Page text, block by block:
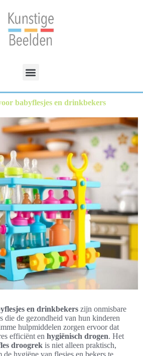
babyflesjes en drinkbekers
en drinkbekers zijn onmisbare
die de gezondheid van hun kinderen
hulpmiddelen zorgen ervoor dat
efficiënt en hygiënisch drogen. Het
droogrek is niet alleen praktisch,